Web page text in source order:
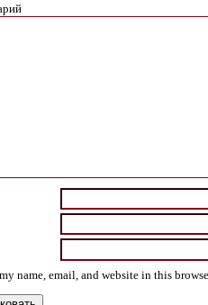
name, email, and website in this